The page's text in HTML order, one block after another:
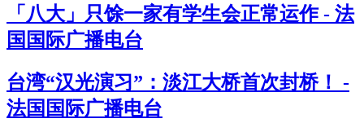
「八大」只馀一家有学生会正常运作 - 法
国国际广播电台
台湾“汉光演习”：淡江大桥首次封桥！ -
法国国际广播电台